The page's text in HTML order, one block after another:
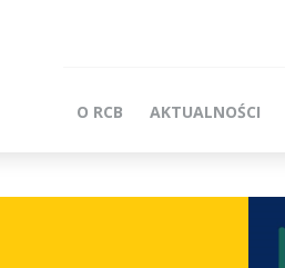
O RCB AKTUALNOŚCI